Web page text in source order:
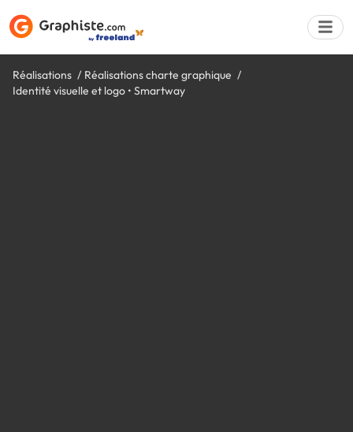
Réalisations
Réalisations charte graphique
Identité visuelle et logo • Smartway